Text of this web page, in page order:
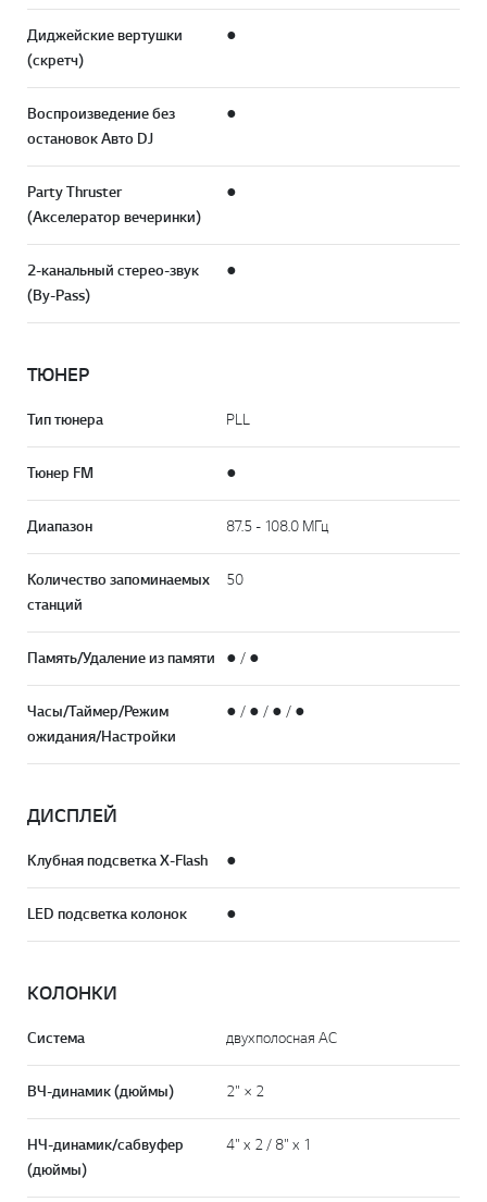
Диджейские вертушки
(скретч)
●
Воспроизведение без
остановок Авто DJ
●
Party Thruster
(Акселератор вечеринки)
●
2-канальный стерео-звук
(By-Pass)
●
ТЮНЕР
Тип тюнера PLL
Тюнер FM ●
Диапазон 87.5 - 108.0 МГц
Количество запоминаемых
станций
50
Память/Удаление из памяти ● / ●
Часы/Таймер/Режим
ожидания/Настройки
● / ● / ● / ●
ДИСПЛЕЙ
Клубная подсветка X-Flash ●
LED подсветка колонок ●
КОЛОНКИ
Система двухполосная АС
ВЧ-динамик (дюймы) 2" × 2
НЧ-динамик/сабвуфер
(дюймы)
4" x 2 / 8" x 1